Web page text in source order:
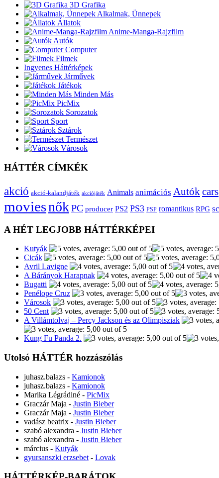
3D Grafika
Alkalmak, Ünnepek
Állatok
Anime-Manga-Rajzfilm
Autók
Computer
Filmek
Ingyenes Háttérképek
Járművek
Játékok
Minden Más
PicMix
Sorozatok
Sport
Sztárok
Természet
Városok
HÁTTÉR CÍMKÉK
akció akció-kalandjáték akciójáték Animals animációs Autókcars
moviesnőkPC producer PS2 PS3 PSP romantikus RPG
A HÉT LEGJOBB HÁTTÉRKÉPEI
Kutyák
Cicák
Avril Lavigne
A Bárányok Harapnak
Bugatti
Penélope Cruz
Városok
50 Cent
A Villámtolvaj – Percy Jackson és az Olimpisziak
Kung Fu Panda 2.
Utolsó HÁTTÉR hozzászólás
juhasz.balazs - Kamionok
juhasz.balazs - Kamionok
Marika Légrádiné - PicMix
Graczár Maja - Justin Bieber
Graczár Maja - Justin Bieber
vadász beatrix - Justin Bieber
szabó alexandra - Justin Bieber
szabó alexandra - Justin Bieber
március - Kutyák
gyursanszki erzsebet - Lovak